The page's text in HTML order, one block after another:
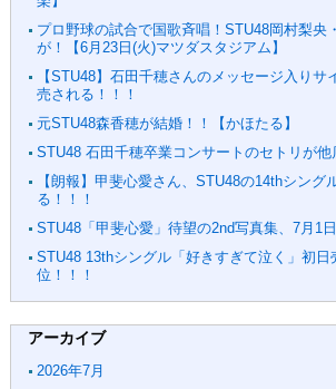
プロ野球の試合で国歌斉唱！STU48岡村梨央
が！【6月23日(火)マツダスタジアム】
【STU48】石田千穂さんのメッセージ入りサ
売される！！！
元STU48森香穂が結婚！！【かほたる】
STU48 石田千穂卒業コンサートのセトリが他
【朗報】甲斐心愛さん、STU48の14thシング
る！！！
STU48「甲斐心愛」待望の2nd写真集、7月1
STU48 13thシングル「好きすぎて泣く」初日
位！！！
アーカイブ
2026年7月